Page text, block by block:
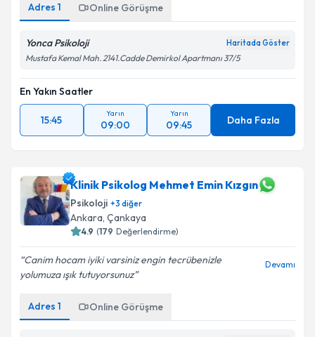
Adres 1 Online Görüşme
Yonca Psikoloji Haritada Göster
Mustafa Kemal Mah. 2141.Cadde Demirkol Apartmanı 37/5
En Yakın Saatler
15:45
Yarın
09:00
Yarın
09:45 Daha Fazla
Klinik Psikolog Mehmet Emin Kızgın
Psikoloji +3 diğer
Ankara, Çankaya
4.9 (179 Değerlendirme)
Canim hocam iyiki varsiniz engin tecrübenizle
yolumuza ışık tutuyorsunuz
Devamı
Adres 1 Online Görüşme